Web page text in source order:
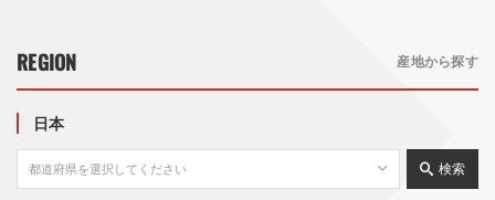
REGION 産地から探す
日本
検索